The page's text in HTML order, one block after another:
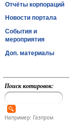
Отчёты корпораций
Новости портала
События и
мероприятия
Доп. материалы
Поиск котировок:
Например: Газпром